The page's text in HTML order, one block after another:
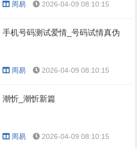
周易 2026-04-09 08:10:15
手机号码测试爱情_号码试情真伪
周易 2026-04-09 08:10:15
潮忻_潮忻新篇
周易 2026-04-09 08:10:15